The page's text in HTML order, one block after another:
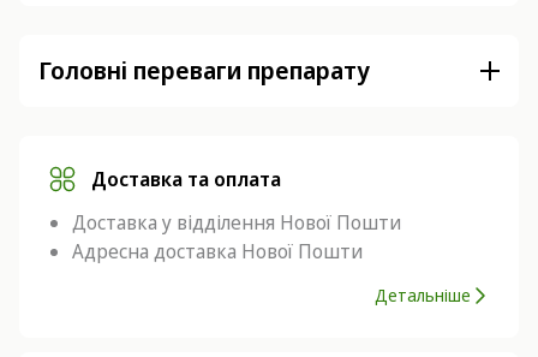
Головні переваги препарату
Доставка та оплата
Доставка у відділення Нової Пошти
Адресна доставка Нової Пошти
Детальніше